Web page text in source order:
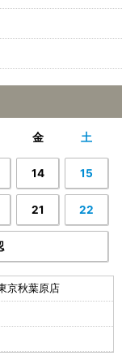
金 土
14 15
21 22
京秋葉原店